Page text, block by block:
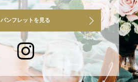
パンフレットを見る